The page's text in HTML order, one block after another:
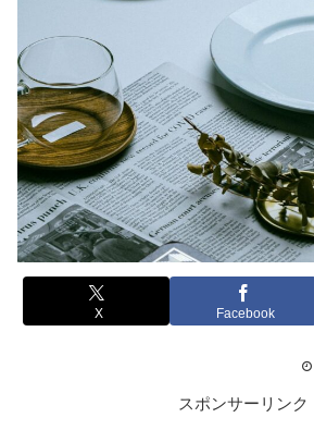
X Facebook
スポンサーリンク